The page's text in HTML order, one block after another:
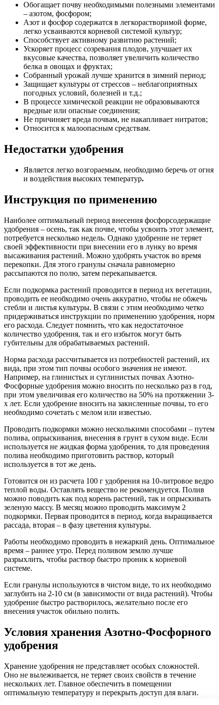
Обогащает почву необходимыми полезными элементами
– азотом, фосфором;
Азот и фосфор содержатся в легкорастворимой форме,
легко усваиваются корневой системой культур;
Способствует активному развитию растений;
Ускоряет процесс созревания плодов, улучшает их
вкусовые качества, позволяет увеличить количество
белка в овощах и фруктах;
Собранный урожай лучше хранится в зимний период;
Защищает культуры от стрессов – неблагоприятных
погодных условий, болезней и т.д.;
В процессе химической реакции не образовываются
вредные или опасные соединения;
Не причиняет вреда почвам, не накапливает нитратов;
Относится к малоопасным средствам.
Недостатки удобрения
Является легко возгораемым, необходимо беречь от огня
и воздействия высоких температур.
Инструкция по применению
Наиболее оптимальный период внесения фосфорсодержащие
удобрения – осень, так как почве, чтобы усвоить этот элемент,
потребуется несколько недель. Однако удобрение не теряет
своей эффективности при внесении его в лунку во время
высаживания растений. Можно удобрять участок во время
перекопки. Для этого гранулы сначала равномерно
рассыпаются по полю, затем перекапывается.
Если подкормка растений проводится в период их вегетации,
проводить ее необходимо очень аккуратно, чтобы не обжечь
стебли и листья культуры. В связи с этим необходимо четко
придерживаться инструкции по применению удобрения, норм
его расхода. Следует помнить, что как недостаточное
количество удобрения, так и его избыток могут быть
губительны для обрабатываемых растений.
Норма расхода рассчитывается из потребностей растений, их
вида, при этом тип почвы особого значения не имеют.
Например, на глинистых и суглинистых почвах Азотно-
Фосфорные удобрения можно вносить по несколько раз в год,
при этом увеличивая его количество на 50% на протяжении 3-
х лет. Если удобрение вносить на закисленные почвы, то его
необходимо сочетать с мелом или известью.
Проводить подкормки можно несколькими способами – путем
полива, опрыскивания, внесения в грунт в сухом виде. Если
используется не жидкая форма удобрения, то для проведения
полива необходимо приготовить раствор, который
используется в тот же день.
Готовится он из расчета 100 г удобрения на 10-литровое ведро
теплой воды. Оставлять вещество не рекомендуется. Полив
можно поводить как под корень растений, так и опрыскивать
зеленую массу. В месяц можно проводить максимум 2
подкормки. Первая проводится в период, когда выращивается
рассада, вторая – в фазу цветения культуры.
Работы необходимо проводить в нежаркий день. Оптимальное
время – раннее утро. Перед поливом землю лучше
разрыхлить, чтобы раствор быстро проник к корневой
системе.
Если гранулы используются в чистом виде, то их необходимо
заглубить на 2-10 см (в зависимости от вида растений). Чтобы
удобрение быстро растворилось, желательно после его
внесения участок обильно полить.
Условия хранения Азотно-Фосфорного
удобрения
Хранение удобрения не представляет особых сложностей.
Оно не вылеживается, не теряет своих свойств в течение
нескольких лет. Главное обеспечить в помещении
оптимальную температуру и перекрыть доступ для влаги.